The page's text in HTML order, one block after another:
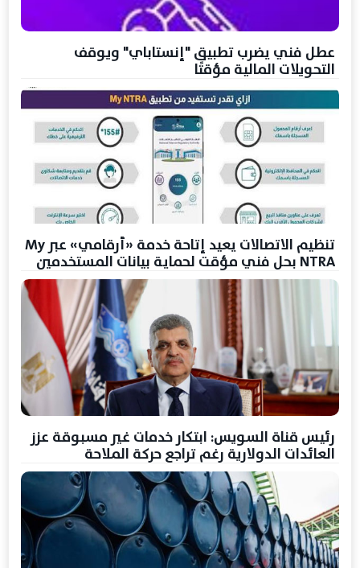
عطل فني يضرب تطبيق "إنستاباي" ويوقف
التحويلات المالية مؤقتًا
تنظيم الاتصالات يعيد إتاحة خدمة «أرقامي» عبر My
NTRA بحل فني مؤقت لحماية بيانات المستخدمين
رئيس قناة السويس: ابتكار خدمات غير مسبوقة عزز
العائدات الدولارية رغم تراجع حركة الملاحة